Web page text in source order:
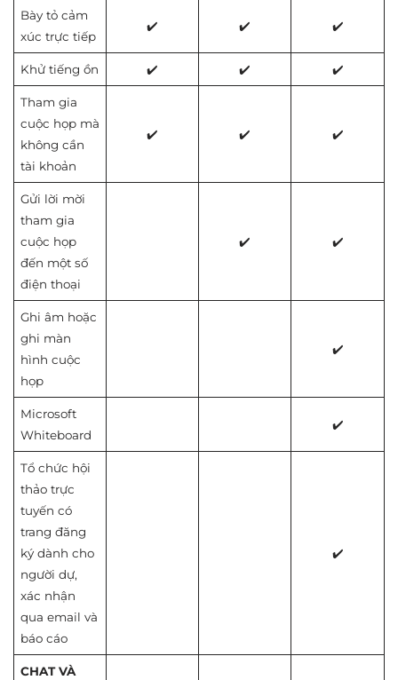
Bày tỏ cảm
xúc trực tiếp
✔️ ✔️ ✔️
Khử tiếng ồn ✔️ ✔️ ✔️
Tham gia
cuộc họp mà
không cần
tài khoản
✔️ ✔️ ✔️
Gửi lời mời
tham gia
cuộc họp
đến một số
điện thoại
✔️ ✔️
Ghi âm hoặc
ghi màn
hình cuộc
họp
✔️
Microsoft
Whiteboard
✔️
Tổ chức hội
thảo trực
tuyến có
trang đăng
ký dành cho
người dự,
xác nhận
qua email và
báo cáo
✔️
CHAT VÀ